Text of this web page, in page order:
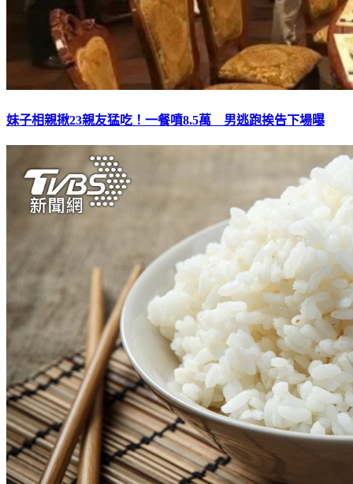
妹子相親揪23親友猛吃！一餐噴8.5萬 男逃跑挨告下場曝